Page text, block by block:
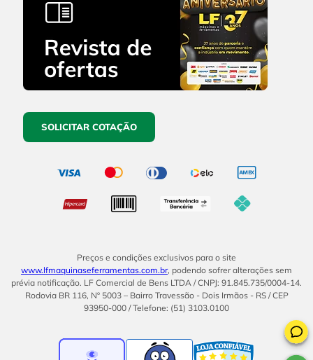
SOLICITAR COTAÇÃO
Preços e condições exclusivos para o site
www.lfmaquinaseferramentas.com.br, podendo sofrer alterações sem
prévia notificação. LF Comercial de Bens LTDA / CNPJ: 91.845.735/0004-14.
Rodovia BR 116, Nº 5003 – Bairro Travessão - Dois Irmãos - RS / CEP
93950-000 / Telefone: (51) 3103.0100